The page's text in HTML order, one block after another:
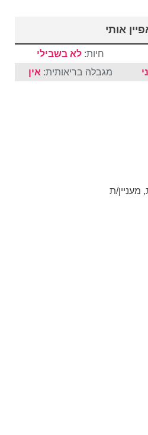
אותי
חיות: לא בשבילי
מגבלה בריאותית: אין
מעניין/ת